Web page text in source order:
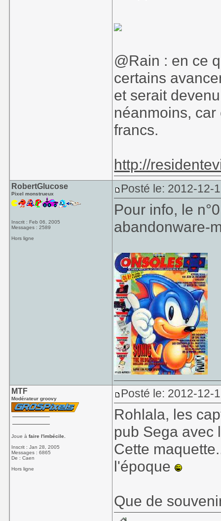
@Rain : en ce
certains
et serait
néanmoins,
francs.
http://
RobertGlucose
Pixel monstrueux
Inscrit : Feb 06, 2005
Messages : 2589
Hors ligne
Posté le: 2012-12-
Pour info, le
abandonware-
MTF
Modérateur groovy
Joue àfaire l'imbécile.
Inscrit : Jan 28, 2005
Messages : 6865
De : Caen
Hors ligne
Posté le: 2012-12-
Rohlala, les
pub Sega avec
Cette
l'époque
Que de